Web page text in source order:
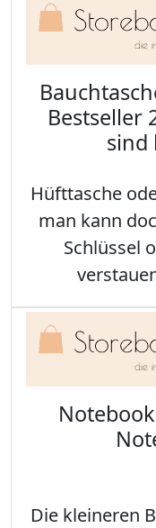
Bestseller
sind
Hüfttasche
man kann
Schlüssel
Die kleineren